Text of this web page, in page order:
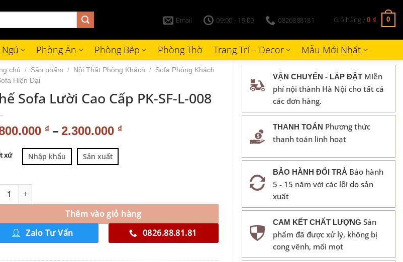
Email 09:00 - 19:00 0826888181 Giỏ hàng /0 ₫ 0
Phòng Ăn Phòng Bếp Phòng Thờ Trang Trí – Decor Mẫu Mới Nhất
VẬN CHUYỂN - LẮP ĐẶT Miễn
phí nội thành Hà Nội cho tất cả
các đơn hàng.
THANH TOÁN Phương thức
thanh toán linh hoạt
BẢO HÀNH ĐỔI TRẢ Bảo hành
5 - 15 năm với các lỗi do sản
xuất
CAM KẾT CHẤT LƯỢNG Sản
phẩm đã được xử lý, không bị
cong vênh, mối mọt
chủ / Sản phẩm / Nội Thất Phòng Khách /
Sofa Phòng Khách
Hiện Đại
Sofa Lười Cao Cấp PK-SF-L-008
₫– 2.300.000 ₫
xứ Nhập khẩu Sản xuất
Thêm vào giỏ hàng
Zalo Tư Vấn 0826.88.81.81